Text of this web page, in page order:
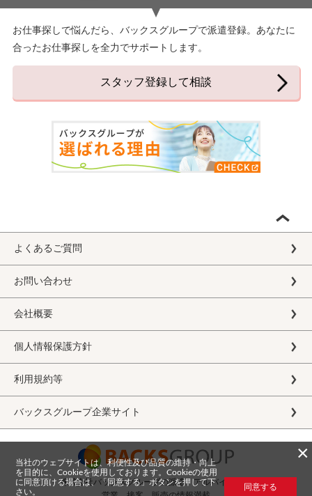
お仕事探しで悩んだら、バックスグループで派遣登録。あなたに
合ったお仕事探しを全力でサポートします。
スタッフ登録して相談
よくあるご質問
お問い合わせ
会社概要
個人情報保護方針
利用規約等
バックスグループ企業サイト
株式会社バックスグループの派遣・アルバイト求人
×
当社のウェブサイトは、利便性及び品質の維持・向上
を目的に、Cookieを使用しております。Cookieの使用
に同意頂ける場合は、「同意する」ボタンを押して下
さい。
同意する